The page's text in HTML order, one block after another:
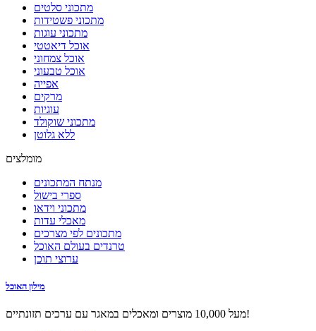
מתכוני סלטים
מתכוני פשטידות
מתכוני עוגות
אוכל דיאטטי
אוכל צמחוני
אוכל טבעוני
אפייה
מרקים
עוגיות
מתכוני שוקולד
ללא גלוטן
מומלצים
מנתח המתכונים
ספרי בישול
מתכוני וידאו
מאכלי עדות
מתכונים לפי מצרכים
טרנדים בעולם האוכל
ערוצי תוכן
מילון האוכל
מעל 10,000 מוצרים ומאכלים במאגר עם ערכים תזונתיים!